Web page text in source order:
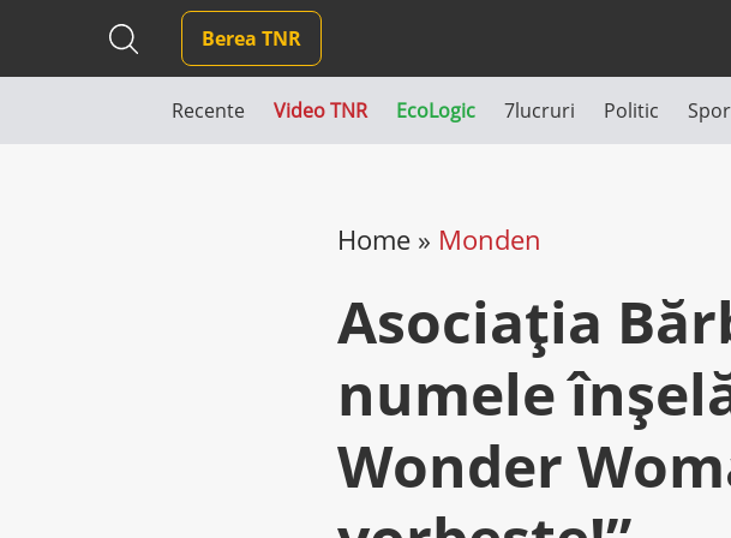
Berea TNR
Recente Video TNR EcoLogic 7lucruri Politic
Home» Monden
Asociația
numele
Wonder